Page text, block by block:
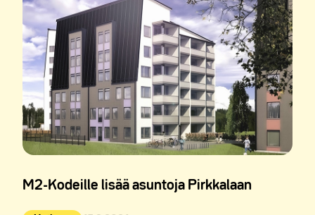
M2-Kodeille lisää asuntoja Pirkkalaan